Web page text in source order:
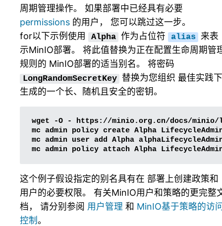
周期管理操作。 如果部署中已经具有必要
permissions 的用户， 您可以跳过这一步。
for以下示例使用
Alpha 作为占位符 alias 来表
示MinIO部署。 将此值替换为正在配置生命周期管
规则的 MinIO部署的适当别名。 将密码
LongRandomSecretKey
替换为您组织 最佳实践
生成的一个长、随机且安全的密钥。
wget -O -
https://minio.org.cn/docs/minio/
mc admin policy create Alpha
mc admin user add Alpha
mc admin policy attach Alpha
这个例子假设指定的别名具有在 部署上创建政策和
用户的必要权限。 有关MinIO用户和策略的更完整
档， 请分别参阅 用户管理 和 MinIO基于策略的访
控制。